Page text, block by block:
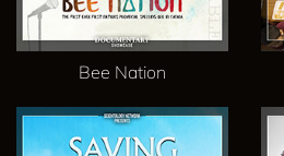
Bee Nation